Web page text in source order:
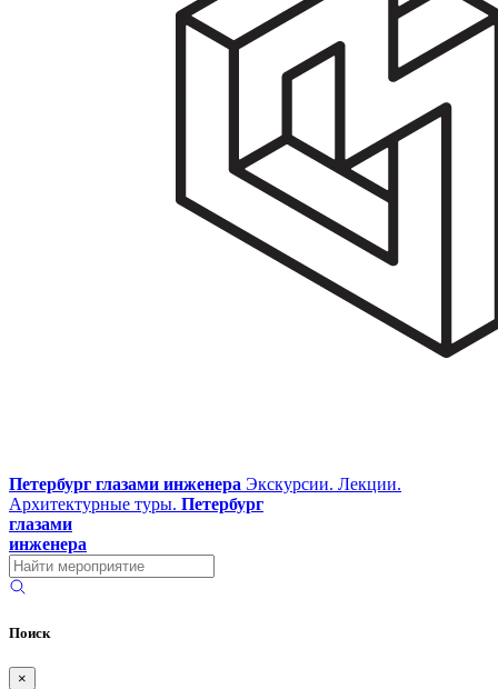
Петербург глазами инженера Экскурсии. Лекции.
Архитектурные туры. Петербург
глазами
инженера
Поиск
×